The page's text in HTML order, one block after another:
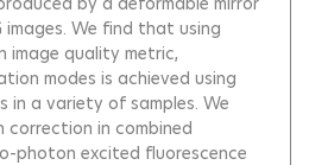
We find that using
image quality metric,
modes is achieved using
in a variety of samples. We
in combined
photon excited fluorescence